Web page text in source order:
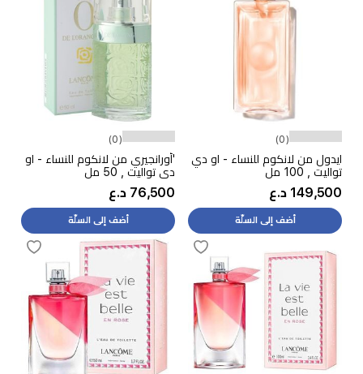
(0)
ايدول من لانكوم للنساء - او دي
تواليت , 100 مل
149,500 د.ع
أضف إلى السلّة
(0)
'أورانجيري من لانكوم للنساء - او
دي تواليت , 50 مل
76,500 د.ع
أضف إلى السلّة